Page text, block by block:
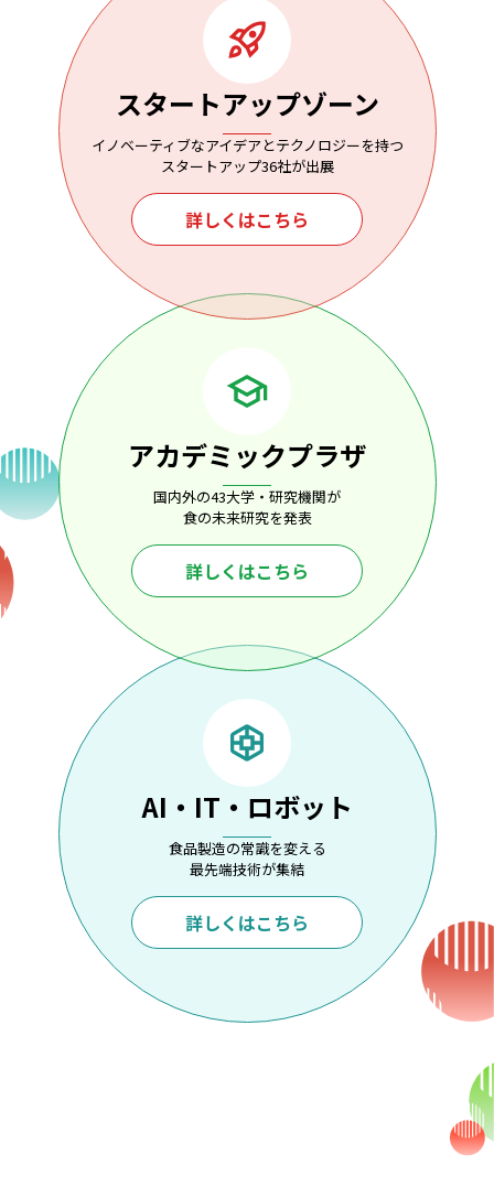
スタートアップゾーン
イノベーティブなアイデアとテクノロジーを持つ
スタートアップ36社が出展
詳しくはこちら
アカデミックプラザ
国内外の43大学・研究機関が
食の未来研究を発表
詳しくはこちら
AI・IT・ロボット
食品製造の常識を変える
最先端技術が集結
詳しくはこちら